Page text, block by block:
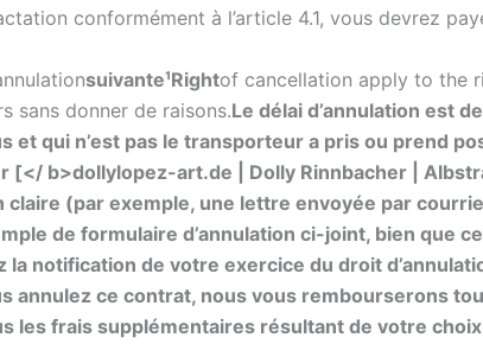
conformément à l’article 4.1, vous devrez
suivante¹Rightof cancellation apply to the
sans donner de raisons.Le délai d’annulation est
qui n’est pas le transporteur a pris ou prend
b>dollylopez-art.de | Dolly Rinnbacher |
claire (par exemple, une lettre envoyée par
de formulaire d’annulation ci-joint, bien que
notification de votre exercice du droit
annulez ce contrat, nous vous rembourserons
les frais supplémentaires résultant de votre choix